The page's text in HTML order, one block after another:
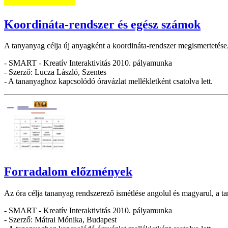
Koordináta-rendszer és egész számok
A tanyanyag célja új anyagként a koordináta-rendszer
- SMART - Kreatív Interaktivitás 2010. pályamunka
- Szerző: Lucza László, Szentes
- A tananyaghoz kapcsolódó óravázlat mellékletként csatolva lett.
Forradalom előzmények
Az óra célja tananyag rendszerező ismétlése angolul és magyarul, a
- SMART - Kreatív Interaktivitás 2010. pályamunka
- Szerző: Mátrai Mónika, Budapest